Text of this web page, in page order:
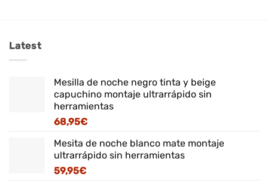
Latest
Mesilla de noche negro tinta y beige
capuchino montaje ultrarrápido sin
herramientas
68,95€
Mesita de noche blanco mate montaje
ultrarrápido sin herramientas
59,95€